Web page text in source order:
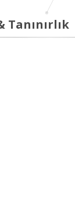
Tanınırlık